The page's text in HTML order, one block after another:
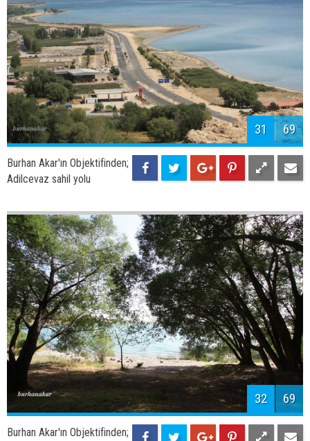
Burhan Akar'ın Objektifinden;
34 69
Burhan Akar'ın Objektifinden;